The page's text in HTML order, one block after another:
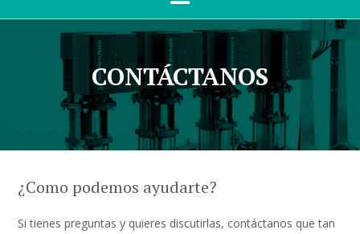
CONTÁCTANOS
¿Como podemos ayudarte?
Si tienes preguntas y quieres discutirlas, contáctanos que tan